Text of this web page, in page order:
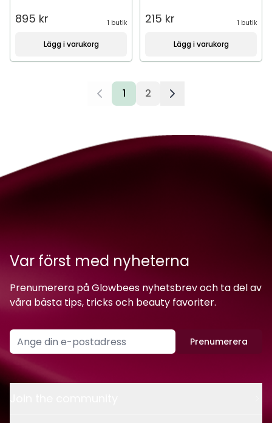
895 kr 1 butik
Lägg i varukorg
215 kr 1 butik
Lägg i varukorg
1 2
Var först med nyheterna
Prenumerera på Glowbees nyhetsbrev och ta del av
våra bästa tips, tricks och beauty favoriter.
Prenumerera